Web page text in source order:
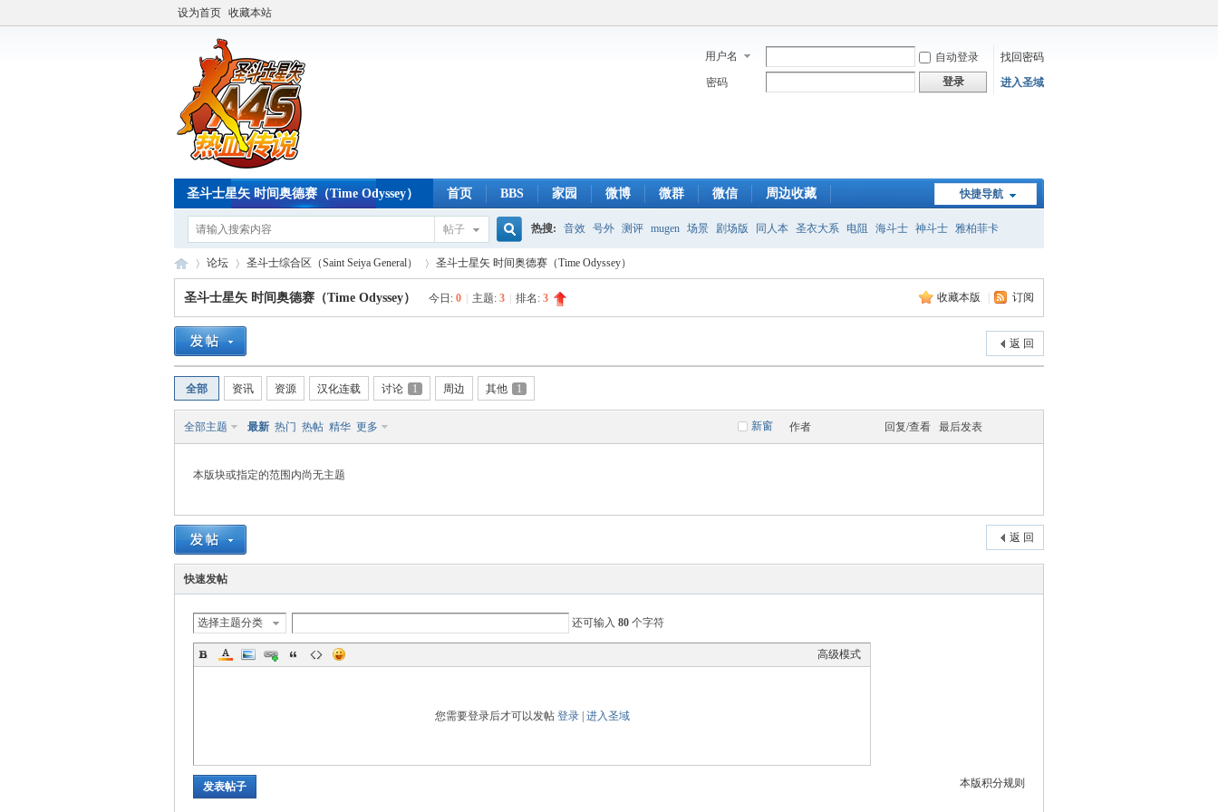
设为首页 收藏本站
用户名 自动登录
找回密码
密码
登录 进入圣域
快捷导航
圣斗士星矢 时间奥德赛（Time Odyssey） 首页 BBS 家园 微博 微群 微信 周边收藏
帖子
搜
热搜: 音效 号外 测评 mugen 场景 剧场版 同人本 圣衣大系 电阻 海斗士 神斗士 雅柏菲卡
蓝光版 白羊 冥王神话
A4
S
»
论坛
›
圣斗士综合区（Saint Seiya General） 圣斗士星矢 时间奥德赛（Time Odyssey）
收藏本版 订阅
圣斗士星矢 时间奥德赛（Time Odyssey） 今日: 0 主题: 3 排名: 3
返 回
全部 资讯 资源 汉化连载 讨论 1 周边 其他 1
新窗
全部主题 最新 热门 热帖 精华 更多 作者 回复/查看 最后发表
本版块或指定的范围内尚无主题
返 回
快速发帖
选择主题分类 还可输入 80 个字符
高级模式
您需要登录后才可以发帖 登录| 进入圣域
本版积分规则
发表帖子